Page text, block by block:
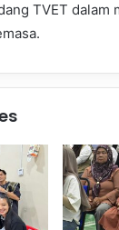
TVET dalam